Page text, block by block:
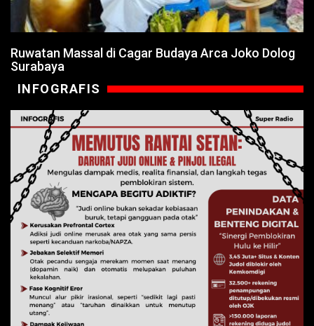
Ruwatan Massal di Cagar Budaya Arca Joko Dolog
Surabaya
INFOGRAFIS